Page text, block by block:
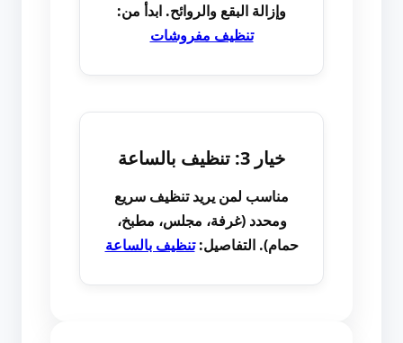
وإزالة البقع والروائح. ابدأ من:
تنظيف مفروشات
خيار 3: تنظيف بالساعة
مناسب لمن يريد تنظيف سريع
ومحدد (غرفة، مجلس، مطبخ،
حمام). التفاصيل:تنظيف بالساعة